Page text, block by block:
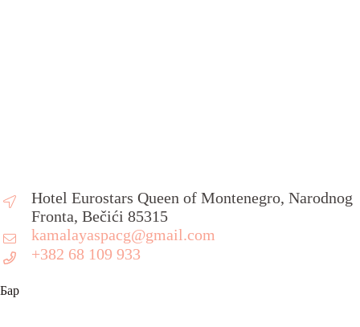
Hotel Eurostars Queen of Montenegro, Narodnog
Fronta, Bečići 85315
kamalayaspacg@gmail.com
+382 68 109 933
Бар